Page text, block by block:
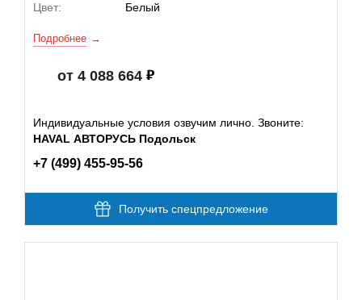
Цвет:
Белый
Подробнее
от 4 088 664
Индивидуальные условия озвучим лично. Звоните:
HAVAL АВТОРУСЬ Подольск
+7 (499) 455-95-56
Получить спецпредложение